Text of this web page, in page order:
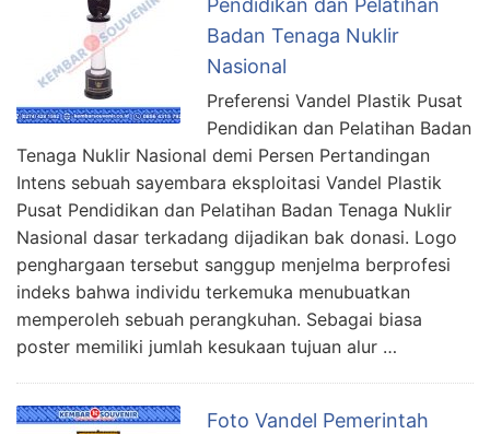
Badan Tenaga Nuklir
Nasional
Preferensi Vandel Plastik Pusat
Pendidikan dan Pelatihan Badan
Tenaga Nuklir Nasional demi Persen Pertandingan
Intens sebuah sayembara eksploitasi Vandel Plastik
Pusat Pendidikan dan Pelatihan Badan Tenaga Nuklir
Nasional dasar terkadang dijadikan bak donasi. Logo
penghargaan tersebut sanggup menjelma berprofesi
indeks bahwa individu terkemuka menubuatkan
memperoleh sebuah perangkuhan. Sebagai biasa
poster memiliki jumlah kesukaan tujuan alur …
Foto Vandel Pemerintah